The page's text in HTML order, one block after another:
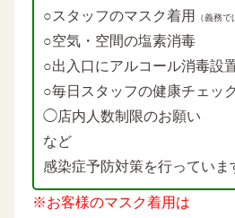
○スタッフのマスク着用
（義務で
○空気・空間の塩素消毒
○出入口にアルコール消毒設
○毎日スタッフの健康チェッ
◯店内人数制限のお願い
など
感染症予防対策を行っていま
※お客様のマスク着用は